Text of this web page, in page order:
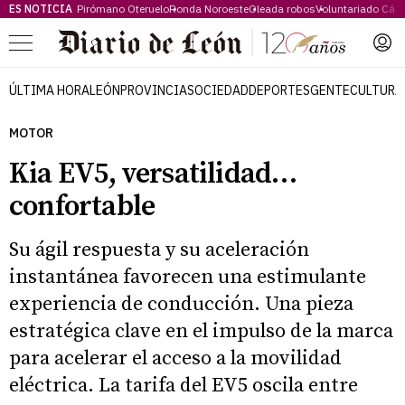
ES NOTICIA Pirómano OterueloRonda NoroesteOleada robosVoluntariado
Menú
ÚLTIMA HORALEÓNPROVINCIASOCIEDADDEPORTESGENTECULTURA
MOTOR
Kia EV5, versatilidad…
confortable
Su ágil respuesta y su aceleración
instantánea favorecen una estimulante
experiencia de conducción. Una pieza
estratégica clave en el impulso de la marca
para acelerar el acceso a la movilidad
eléctrica. La tarifa del EV5 oscila entre